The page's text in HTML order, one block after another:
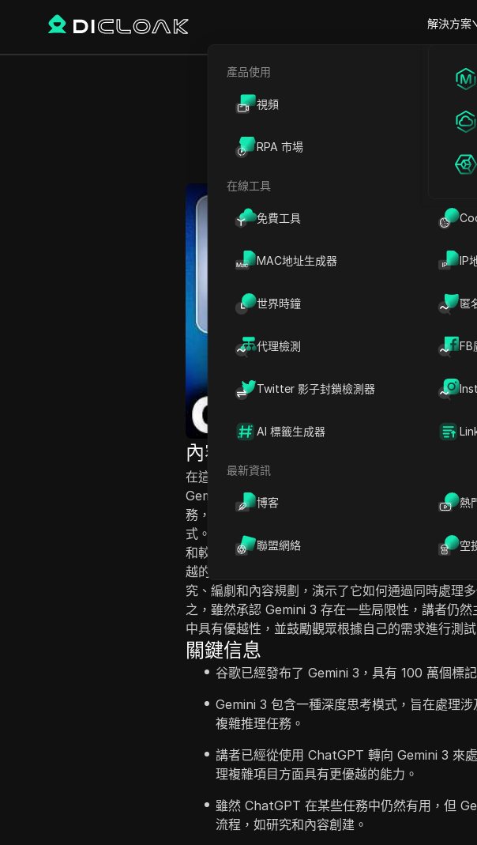
解決方案
產品使用
視頻
RPA 市場
在線工具
免費工具
MAC地址生成器 IP
世界時鐘 匿
代理檢測 FB
Twitter 影子封鎖檢測器
AI 標籤生成器
最新資訊
博客 熱
聯盟網絡 空
雙子座3對決
AI 工具
Play Video:雙子座3對決ChatGPT：誰是
內容介紹
在這個視頻中，講者討論了他們從 ChatGPT 轉向
Gemini 3 的經驗。 強調其特徵，他們強調 Gemini
務，特別是其令人印象深刻的一百萬令牌上下文窗口
式。 講者對比了 Gemini 3 的先進特徵與 ChatGPT
和較短任務方面表現出色，但 Gemini 3 在大型項目
越的處理能力。 通過個人工作流程，講者展示了
究、編劇和內容規劃，演示了它如何通過同時處理
之，雖然承認 Gemini 3 存在一些局限性，講者仍
中具有優越性，並鼓勵觀眾根據自己的需求進行測試
關鍵信息
谷歌已經發布了 Gemini 3，具有 100 萬個標
Gemini 3 包含一種深度思考模式，旨在處理
複雜推理任務。
講者已經從使用 ChatGPT 轉向 Gemini 3 來
理複雜項目方面具有更優越的能力。
雖然 ChatGPT 在某些任務中仍然有用，但
流程，如研究和內容創建。